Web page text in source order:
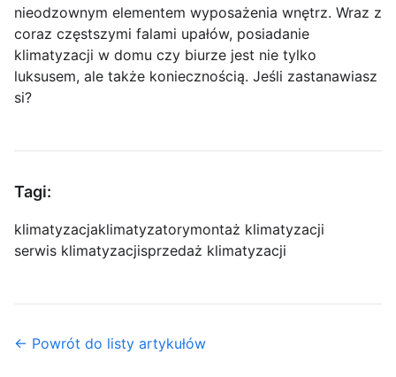
nieodzownym elementem wyposażenia wnętrz. Wraz z
coraz częstszymi falami upałów, posiadanie
klimatyzacji w domu czy biurze jest nie tylko
luksusem, ale także koniecznością. Jeśli zastanawiasz
si?
Tagi:
klimatyzacjaklimatyzatorymontaż klimatyzacji
serwis klimatyzacjisprzedaż klimatyzacji
← Powrót do listy artykułów